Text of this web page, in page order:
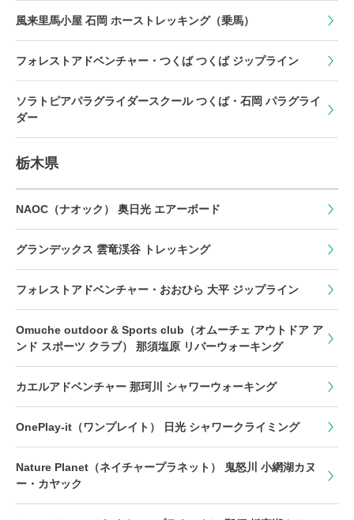
風来里馬小屋 石岡 ホーストレッキング（乗馬）
フォレストアドベンチャー・つくば つくば ジップライン
ソラトピアパラグライダースクール つくば・石岡 パラグライ
ダー
栃木県
NAOC（ナオック） 奥日光 エアーボード
グランデックス 雲竜渓谷 トレッキング
フォレストアドベンチャー・おおひら 大平 ジップライン
Omuche outdoor & Sports club（オムーチェ アウトドア ア
ンド スポーツ クラブ） 那須塩原 リバーウォーキング
カエルアドベンチャー 那珂川 シャワーウォーキング
OnePlay-it（ワンプレイト） 日光 シャワークライミング
Nature Planet（ネイチャープラネット） 鬼怒川 小網湖カヌ
ー・カヤック